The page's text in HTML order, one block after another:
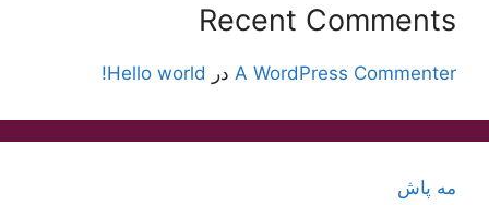
Recent Comments
A WordPress Commenter در Hello world!
مه پاش